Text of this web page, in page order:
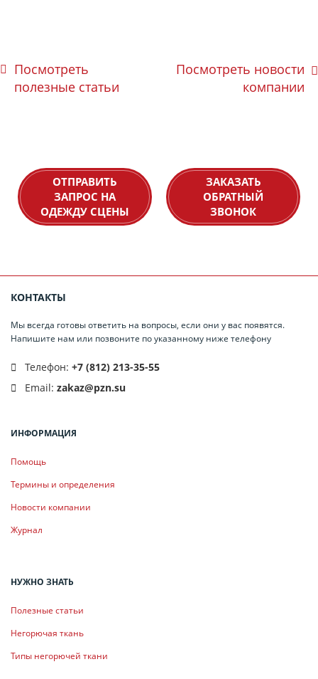
Посмотреть
полезные статьи
Посмотреть новости
компании
ОТПРАВИТЬ
ЗАПРОС НА
ОДЕЖДУ СЦЕНЫ
ЗАКАЗАТЬ
ОБРАТНЫЙ
ЗВОНОК
КОНТАКТЫ
Мы всегда готовы ответить на вопросы, если они у вас появятся.
Напишите нам или позвоните по указанному ниже телефону
Телефон: +7 (812) 213-35-55
Email: zakaz@pzn.su
ИНФОРМАЦИЯ
Помощь
Термины и определения
Новости компании
Журнал
НУЖНО ЗНАТЬ
Полезные статьи
Негорючая ткань
Типы негорючей ткани